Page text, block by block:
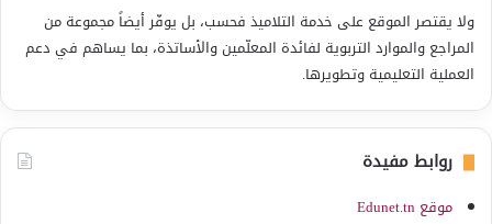
ولا يقتصر الموقع على خدمة التلاميذ فحسب، بل يوفّر أيضاً مجموعة من
المراجع والموارد التربوية لفائدة المعلّمين والأساتذة، بما يساهم في دعم
العملية التعليمية وتطويرها.
روابط مفيدة
موقع Edunet.tn